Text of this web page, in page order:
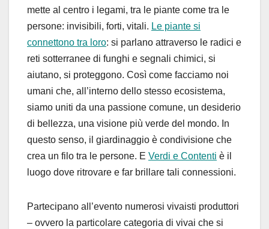
mette al centro i legami, tra le piante come tra le
persone: invisibili, forti, vitali. Le piante si
connettono tra loro: si parlano attraverso le radici e
reti sotterranee di funghi e segnali chimici, si
aiutano, si proteggono. Così come facciamo noi
umani che, all’interno dello stesso ecosistema,
siamo uniti da una passione comune, un desiderio
di bellezza, una visione più verde del mondo. In
questo senso, il giardinaggio è condivisione che
crea un filo tra le persone. E Verdi e Contenti è il
luogo dove ritrovare e far brillare tali connessioni.
Partecipano all’evento numerosi vivaisti produttori
– ovvero la particolare categoria di vivai che si